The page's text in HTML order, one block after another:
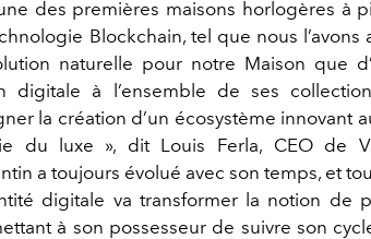
des premières maisons horlogères à
Blockchain, tel que nous l’avons
naturelle pour notre Maison que
digitale à l’ensemble de ses
la création d’un écosystème innovant
du luxe », dit Louis Ferla, CEO de
a toujours évolué avec son temps, et
digitale va transformer la notion de
à son possesseur de suivre son